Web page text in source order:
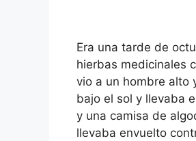
Era una tarde de
hierbas medicinales
vio a un hombre alto
bajo el sol y llevaba
y una camisa de
llevaba envuelto